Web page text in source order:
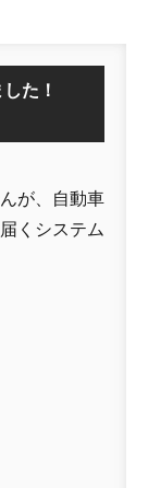
した！
が、自動車
くシステム